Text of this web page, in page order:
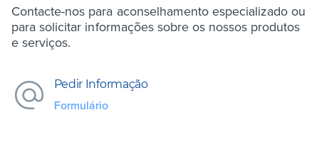
Contacte-nos para aconselhamento especializado ou
para solicitar informações sobre os nossos produtos
e serviços.
Pedir Informação
Formulário